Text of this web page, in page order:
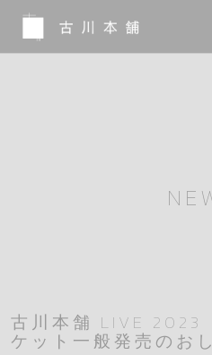
古川本舗 LIVE 2023
ケット一般発売のお